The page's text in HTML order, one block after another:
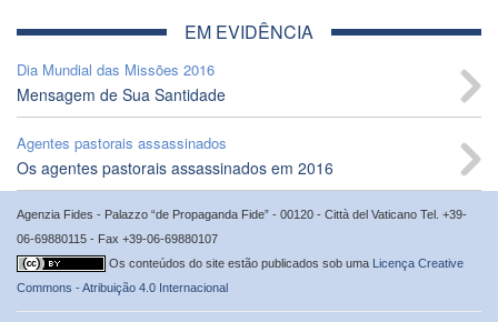
EM EVIDÊNCIA
Dia Mundial das Missões 2016
Mensagem de Sua Santidade
Agentes pastorais assassinados
Os agentes pastorais assassinados em 2016
Agenzia Fides - Palazzo “de Propaganda Fide” - 00120 - Città del Vaticano Tel. +39-
06-69880115 - Fax +39-06-69880107
Os conteúdos do site estão publicados sob uma Licença Creative
Commons - Atribuição 4.0 Internacional